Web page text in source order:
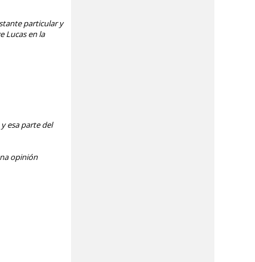
particular y
Lucas en la
esa parte del
opinión